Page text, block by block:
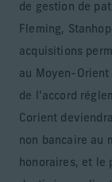
de gestion de
Fleming,
acquisitions
au Moyen-
de l’accord
Corient
non bancaire au
honoraires, et le